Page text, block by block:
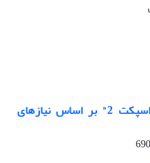
ارزیابی کتاب درسی انگلیسی "پراسپکت 2" بر اساس نیازهای